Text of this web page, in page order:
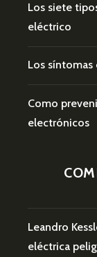
Los siete
eléctrico
Los
Como
electrónicos
Leandro
eléctrica